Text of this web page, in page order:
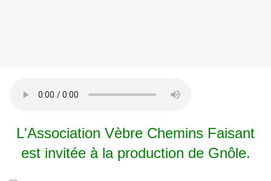
L'Association Vèbre Chemins Faisant
est invitée à la production de Gnôle.